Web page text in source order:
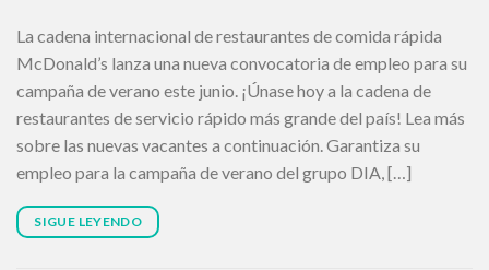
La cadena internacional de restaurantes de comida rápida
McDonald’s lanza una nueva convocatoria de empleo para su
campaña de verano este junio. ¡Únase hoy a la cadena de
restaurantes de servicio rápido más grande del país! Lea más
sobre las nuevas vacantes a continuación. Garantiza su
empleo para la campaña de verano del grupo DIA, […]
SIGUE LEYENDO